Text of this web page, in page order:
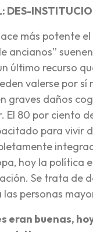
DES-
más potente el
ancianos”
último recurso
valerse por sí
graves daños
El 80 por ciento
para vivir
hoy la política
Se trata de
personas
eran buenas,